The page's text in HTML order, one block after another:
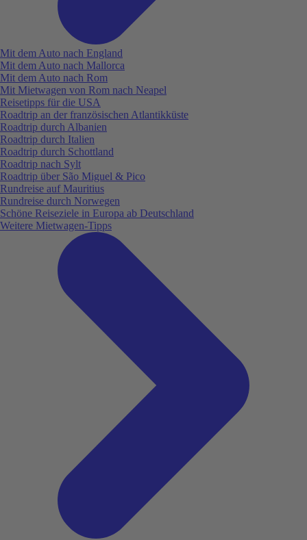
Mit dem Auto nach England
Mit dem Auto nach Mallorca
Mit dem Auto nach Rom
Mit Mietwagen von Rom nach Neapel
Reisetipps für die USA
Roadtrip an der französischen Atlantikküste
Roadtrip durch Albanien
Roadtrip durch Italien
Roadtrip durch Schottland
Roadtrip nach Sylt
Roadtrip über São Miguel & Pico
Rundreise auf Mauritius
Rundreise durch Norwegen
Schöne Reiseziele in Europa ab Deutschland
Weitere Mietwagen-Tipps